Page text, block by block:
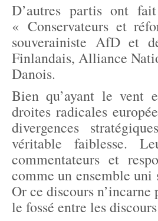
D’autres partis ont
« Conservateurs et
souverainiste AfD et
Finlandais, Alliance
Danois.
Bien qu’ayant le vent
droites radicales
divergences
véritable faiblesse.
commentateurs et
comme un ensemble uni
Or ce discours
le fossé entre les